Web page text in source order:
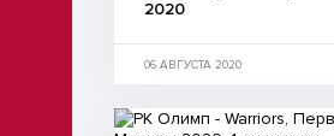
2020
06 АВГУСТА 2020